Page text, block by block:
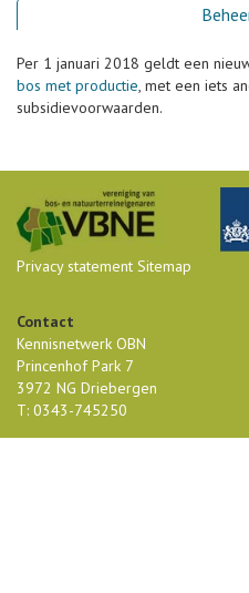
Per 1 januari 2018 geldt een
bos met productie, met een iets
subsidievoorwaarden.
Privacy statement Sitemap
Contact
Kennisnetwerk OBN
Princenhof Park 7
3972 NG Driebergen
T: 0343-745250